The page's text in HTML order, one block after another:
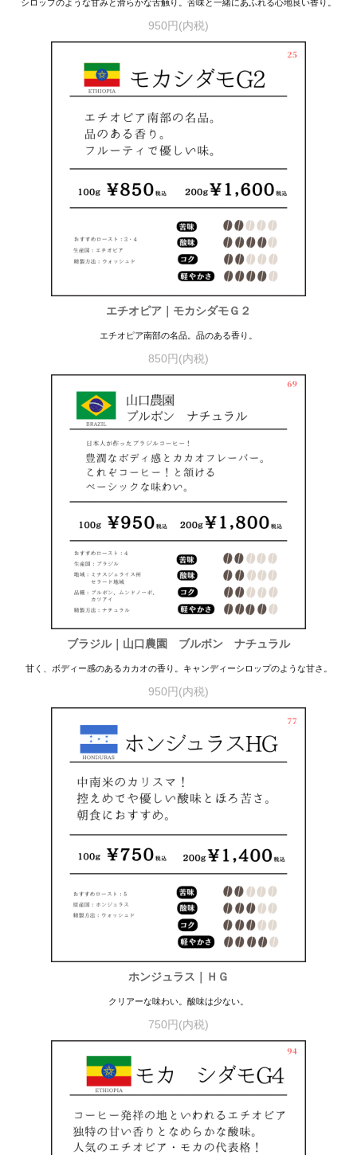
シロップのような甘みと滑らかな舌触り。苦味と一緒にあふれる心地良い香り。
950円(内税)
エチオピア｜モカシダモＧ２
エチオピア南部の名品。品のある香り。
850円(内税)
ブラジル｜山口農園 ブルボン ナチュラル
甘く、ボディー感のあるカカオの香り。キャンディーシロップのような甘さ。
950円(内税)
ホンジュラス｜ＨＧ
クリアーな味わい。酸味は少ない。
750円(内税)